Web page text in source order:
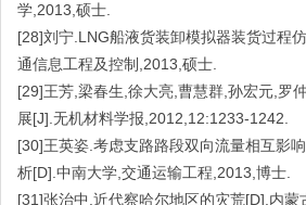
学,2013,硕士.
[28]刘宁.LNG船液货装卸模拟器装货过程
通信息工程及控制,2013,硕士.
[29]王芳,梁春生,徐大亮,曹慧群,孙宏元,罗
展[J].无机材料学报,2012,12:1233-1242.
[30]王英姿.考虑支路路段双向流量相互影
析[D].中南大学,交通运输工程,2013,博士.
[31]张治中.近代察哈尔地区的灾荒[D].内